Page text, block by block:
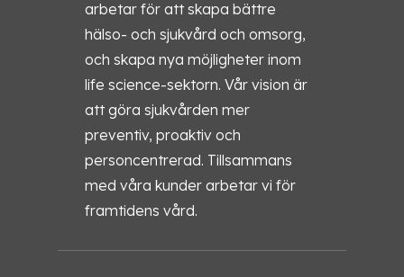
arbetar för att skapa bättre
hälso- och sjukvård och omsorg,
och skapa nya möjligheter inom
life science-sektorn. Vår vision är
att göra sjukvården mer
preventiv, proaktiv och
personcentrerad. Tillsammans
med våra kunder arbetar vi för
framtidens vård.